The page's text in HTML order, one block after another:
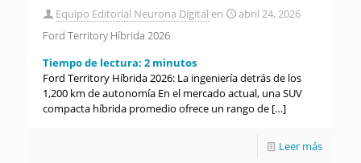
Equipo Editorial Neurona Digital en
abril 24, 2026
Ford Territory Híbrida 2026
Tiempo de lectura: 2 minutos
Ford Territory Híbrida 2026: La ingeniería detrás de los
1,200 km de autonomía En el mercado actual, una SUV
compacta híbrida promedio ofrece un rango de […]
Leer más